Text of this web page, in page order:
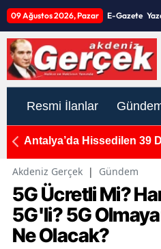
09 Ağustos 2026, Pazar E-Gazete
Resmi İlanlar
Antalya’da Hissedilen 39
Akdeniz Gerçek | Gündem
5G Ücretli Mi?
5G'li? 5G
Ne Olacak?